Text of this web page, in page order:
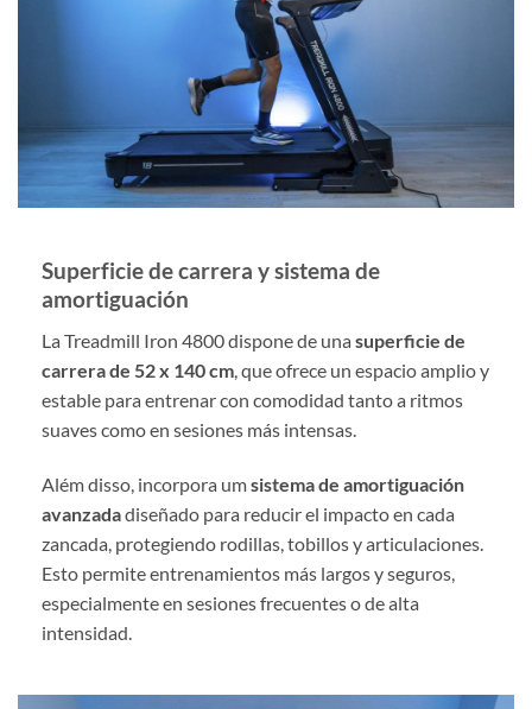
Superficie de carrera y sistema de
amortiguación
La Treadmill Iron 4800 dispone de una superficie de
carrera de 52 x 140 cm , que ofrece un espacio amplio y
estable para entrenar con comodidad tanto a ritmos
suaves como en sesiones más intensas.
Além disso, incorpora umsistema de amortiguación
avanzadadiseñado para reducir el impacto en cada
zancada, protegiendo rodillas, tobillos y articulaciones.
Esto permite entrenamientos más largos y seguros,
especialmente en sesiones frecuentes o de alta
intensidad.